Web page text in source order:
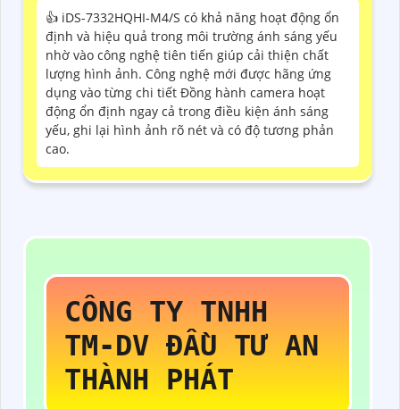
👍 iDS-7332HQHI-M4/S có khả năng hoạt động ổn
định và hiệu quả trong môi trường ánh sáng yếu
nhờ vào công nghệ tiên tiến giúp cải thiện chất
lượng hình ảnh. Công nghệ mới được hãng ứng
dụng vào từng chi tiết Đồng hành camera hoạt
động ổn định ngay cả trong điều kiện ánh sáng
yếu, ghi lại hình ảnh rõ nét và có độ tương phản
cao.
CÔNG TY TNHH
TM-DV ĐẦU TƯ AN
THÀNH PHÁT